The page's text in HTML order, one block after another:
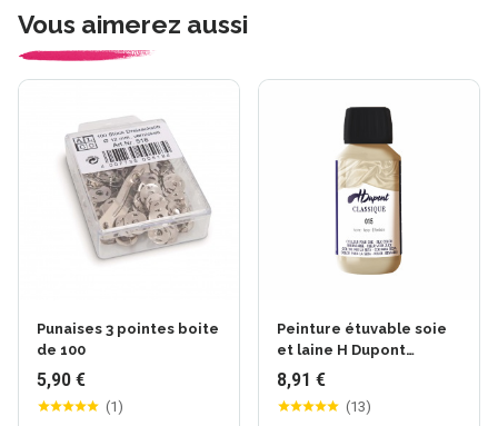
Vous aimerez aussi
Punaises 3 pointes boite
de 100
5,90 €
(1 )
Peinture étuvable soie
et laine H Dupont
Classique
8,91 €
(13)